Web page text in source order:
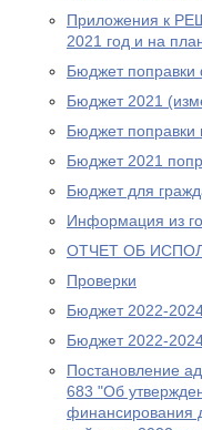
Приложения к
2021 год и на
Бюджет поправки
Бюджет 2021
Бюджет поправки
Бюджет 2021
Бюджет для
Информация из
ОТЧЕТ ОБ
Проверки
Бюджет 2022-
Бюджет 2022-
Постановление
683 "Об
финансирования